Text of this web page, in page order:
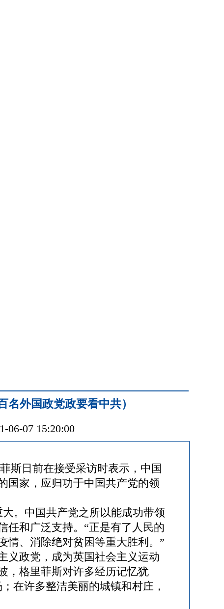
外国政党政要看中共）
06-07 15:20:00
斯日前在接受采访时表示，中国
国家，应归功于中国共产党的领
。中国共产党之所以能成功带领
任和广泛支持。“正是有了人民的
情、消除绝对贫困等重大胜利。”
政党，成为英国社会主义运动
，格里菲斯对许多经历记忆犹
在许多整洁美丽的城镇和村庄，